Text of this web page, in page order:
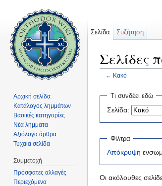
Σελίδες
← Κακό
Τι συνδέει εδώ
Σελίδα:
Φίλτρα
Απόκρυψη
Οι ακόλουθες
Σελίδα Συζήτηση
Αρχική σελίδα
Κατάλογος λημμάτων
Βασικές κατηγορίες
Νέα λήμματα
Αξιόλογα άρθρα
Τυχαία σελίδα
Συμμετοχή
Πρόσφατες αλλαγές
Περιεχόμενα